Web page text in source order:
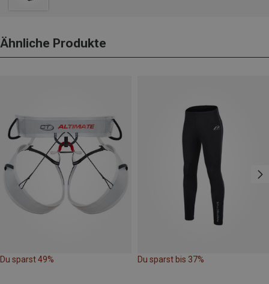
Ähnliche Produkte
Du sparst 49% Du sparst bis 37%